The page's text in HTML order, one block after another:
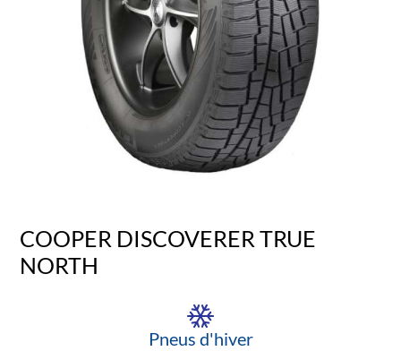
COOPER DISCOVERER TRUE
NORTH
Pneus d'hiver